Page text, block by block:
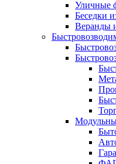
Уличные
Беседки
Веранды